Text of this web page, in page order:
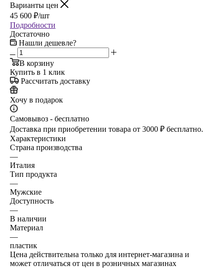
Варианты цен
45 600 ₽/шт
Подробности
Достаточно
Нашли дешевле?
В корзину
Купить в 1 клик
Рассчитать доставку
Хочу в подарок
Самовывоз - бесплатно
Доставка при приобретении товара от 3000 ₽ бесплатно.
Характеристики
Страна производства
—
Италия
Тип продукта
—
Мужские
Доступность
—
В наличии
Материал
—
пластик
Цена действительна только для интернет-магазина и
может отличаться от цен в розничных магазинах